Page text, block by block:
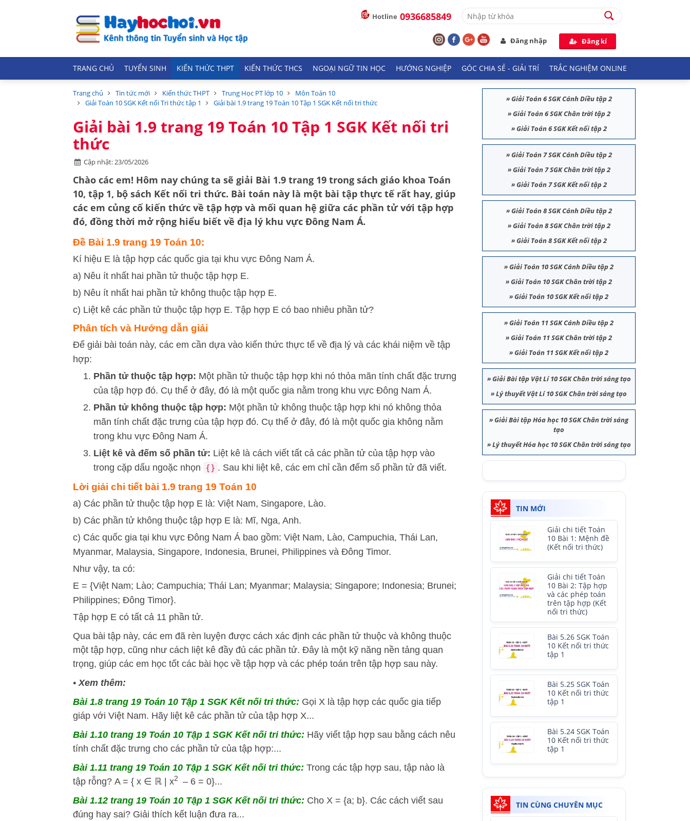
Hotline 0936685849
Đăng nhập Đăng kí
TRANG CHỦ TUYỂN SINH KIẾN THỨC THPT KIẾN THỨC THCS NGOẠI NGỮ TIN HỌC HƯỚNG NGHIỆP GÓC CHIA SẺ - GIẢI TRÍ TRẮC NGHIỆM ONLINE
Trang chủ Tin tức mới Kiến thức THPT Trung Học PT lớp 10
Môn Toán 10
Giải Toán 10 SGK Kết nối Tri thức tập 1
Giải bài 1.9 trang 19 Toán 10 Tập 1 SGK Kết nối tri thức
Giải bài 1.9 trang 19 Toán 10 Tập 1 SGK Kết nối tri
thức
Cập nhật: 23/05/2026
Chào các em! Hôm nay chúng ta sẽ giải Bài 1.9 trang 19 trong sách giáo khoa Toán
10, tập 1, bộ sách Kết nối tri thức. Bài toán này là một bài tập thực tế rất hay, giúp
các em củng cố kiến thức về tập hợp và mối quan hệ giữa các phần tử với tập hợp
đó, đồng thời mở rộng hiểu biết về địa lý khu vực Đông Nam Á.
Đề Bài 1.9 trang 19 Toán 10:
Kí hiệu E là tập hợp các quốc gia tại khu vực Đông Nam Á.
a) Nêu ít nhất hai phần tử thuộc tập hợp E.
b) Nêu ít nhất hai phần tử không thuộc tập hợp E.
c) Liệt kê các phần tử thuộc tập hợp E. Tập hợp E có bao nhiêu phần tử?
Phân tích và Hướng dẫn giải
Để giải bài toán này, các em cần dựa vào kiến thức thực tế về địa lý và các khái niệm về tập
hợp:
Phần tử thuộc tập hợp: Một phần tử thuộc tập hợp khi nó thỏa mãn tính chất đặc trưng
của tập hợp đó. Cụ thể ở đây, đó là một quốc gia nằm trong khu vực Đông Nam Á.
Phần tử không thuộc tập hợp: Một phần tử không thuộc tập hợp khi nó không thỏa
mãn tính chất đặc trưng của tập hợp đó. Cụ thể ở đây, đó là một quốc gia không nằm
trong khu vực Đông Nam Á.
Liệt kê và đếm số phần tử: Liệt kê là cách viết tất cả các phần tử của tập hợp vào
trong cặp dấu ngoặc nhọn {} . Sau khi liệt kê, các em chỉ cần đếm số phần tử đã viết.
Lời giải chi tiết bài 1.9 trang 19 Toán 10
a) Các phần tử thuộc tập hợp E là: Việt Nam, Singapore, Lào.
b) Các phần tử không thuộc tập hợp E là: Mĩ, Nga, Anh.
c) Các quốc gia tại khu vực Đông Nam Á bao gồm: Việt Nam, Lào, Campuchia, Thái Lan,
Myanmar, Malaysia, Singapore, Indonesia, Brunei, Philippines và Đông Timor.
Như vậy, ta có:
E = {Việt Nam; Lào; Campuchia; Thái Lan; Myanmar; Malaysia; Singapore; Indonesia; Brunei;
Philippines; Đông Timor}.
Tập hợp E có tất cả 11 phần tử.
Qua bài tập này, các em đã rèn luyện được cách xác định các phần tử thuộc và không thuộc
một tập hợp, cũng như cách liệt kê đầy đủ các phần tử. Đây là một kỹ năng nền tảng quan
trọng, giúp các em học tốt các bài học về tập hợp và các phép toán trên tập hợp sau này.
•Xem thêm:
Bài 1.8 trang 19 Toán 10 Tập 1 SGK Kết nối tri thức: Gọi X là tập hợp các quốc gia tiếp
giáp với Việt Nam. Hãy liệt kê các phần tử của tập hợp X...
Bài 1.10 trang 19 Toán 10 Tập 1 SGK Kết nối tri thức: Hãy viết tập hợp sau bằng cách nêu
tính chất đặc trưng cho các phần tử của tập hợp:...
Bài 1.11 trang 19 Toán 10 Tập 1 SGK Kết nối tri thức: Trong các tập hợp sau, tập nào là
tập rỗng? A = { x ∈ ℝ | x2
– 6 = 0}...
Bài 1.12 trang 19 Toán 10 Tập 1 SGK Kết nối tri thức: Cho X = {a; b}. Các cách viết sau
đúng hay sai? Giải thích kết luận đưa ra...
»Giải Toán 6 SGK Cánh Diều tập 2
»Giải Toán 6 SGK Chân trời tập 2
»Giải Toán 6 SGK Kết nối tập 2
»Giải Toán 7 SGK Cánh Diều tập 2
»Giải Toán 7 SGK Chân trời tập 2
»Giải Toán 7 SGK Kết nối tập 2
»Giải Toán 8 SGK Cánh Diều tập 2
»Giải Toán 8 SGK Chân trời tập 2
»Giải Toán 8 SGK Kết nối tập 2
»Giải Toán 10 SGK Cánh Diều tập 2
»Giải Toán 10 SGK Chân trời tập 2
»Giải Toán 10 SGK Kết nối tập 2
»Giải Toán 11 SGK Cánh Diều tập 2
»Giải Toán 11 SGK Chân trời tập 2
»Giải Toán 11 SGK Kết nối tập 2
»Giải Bài tập Vật Lí 10 SGK Chân trời sáng tạo
»Lý thuyết Vật Lí 10 SGK Chân trời sáng tạo
»Giải Bài tập Hóa học 10 SGK Chân trời sáng
tạo
»Lý thuyết Hóa học 10 SGK Chân trời sáng tạo
TIN MỚI
Giải chi tiết Toán
10 Bài 1: Mệnh đề
(Kết nối tri thức)
Giải chi tiết Toán
10 Bài 2: Tập hợp
và các phép toán
trên tập hợp (Kết
nối tri thức)
Bài 5.26 SGK Toán
10 Kết nối tri thức
tập 1
Bài 5.25 SGK Toán
10 Kết nối tri thức
tập 1
Bài 5.24 SGK Toán
10 Kết nối tri thức
tập 1
TIN CÙNG CHUYÊN MỤC